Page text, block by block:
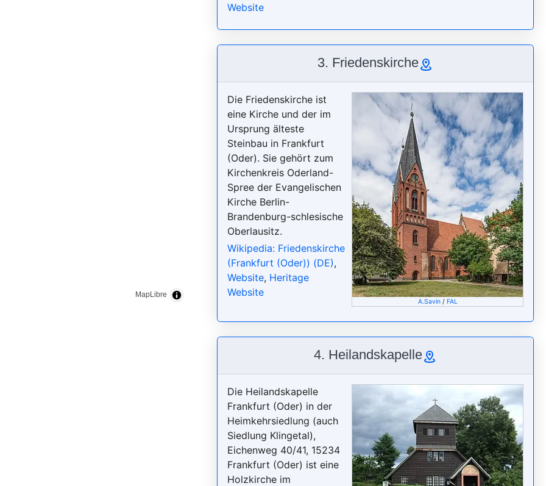
MapLibre
Website
3. Friedenskirche
A.Savin/ FAL
Die Friedenskirche ist
eine Kirche und der im
Ursprung älteste
Steinbau in Frankfurt
(Oder). Sie gehört zum
Kirchenkreis Oderland-
Spree der Evangelischen
Kirche Berlin-
Brandenburg-schlesische
Oberlausitz.
Wikipedia: Friedenskirche
(Frankfurt (Oder)) (DE),
Website, Heritage
Website
4. Heilandskapelle
Die Heilandskapelle
Frankfurt (Oder) in der
Heimkehrsiedlung (auch
Siedlung Klingetal),
Eichenweg 40/41, 15234
Frankfurt (Oder) ist eine
Holzkirche im